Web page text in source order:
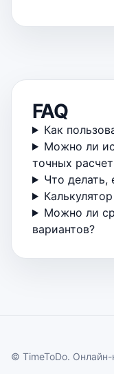
FAQ
Как
Можно ли
точных
Что делать,
Можно ли
вариантов?
© TimeToDo.